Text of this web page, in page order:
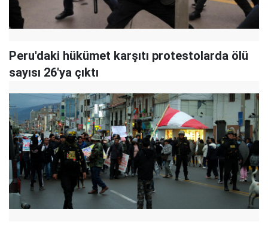
Peru'daki hükümet karşıtı protestolarda ölü
sayısı 26'ya çıktı